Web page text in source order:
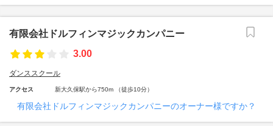
有限会社ドルフィンマジックカンパニー
3.00
ダンススクール
アクセス 新大久保駅から750m （徒歩10分）
有限会社ドルフィンマジックカンパニーのオーナー様ですか？